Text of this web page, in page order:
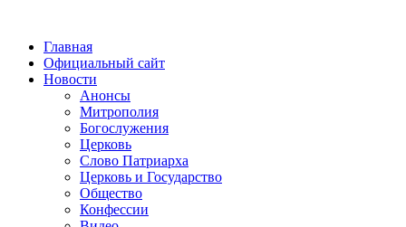
Главная
Официальный сайт
Новости
Анонсы
Митрополия
Богослужения
Церковь
Слово Патриарха
Церковь и Государство
Общество
Конфессии